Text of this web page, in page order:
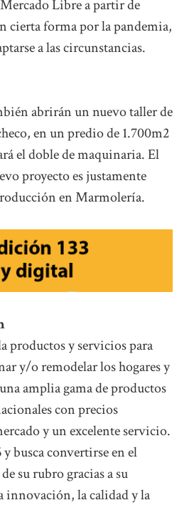
Libre a partir de
cierta forma por la pandemia,
a las circunstancias.
abrirán un nuevo taller de
en un predio de 1.700m2
el doble de maquinaria. El
proyecto es justamente
en Marmolería.
productos y servicios para
y/o remodelar los hogares y
amplia gama de productos
con precios
y un excelente servicio.
y busca convertirse en el
su rubro gracias a su
innovación, la calidad y la